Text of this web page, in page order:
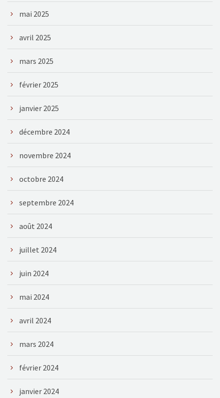
mai 2025
avril 2025
mars 2025
février 2025
janvier 2025
décembre 2024
novembre 2024
octobre 2024
septembre 2024
août 2024
juillet 2024
juin 2024
mai 2024
avril 2024
mars 2024
février 2024
janvier 2024